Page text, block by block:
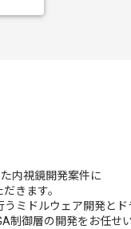
内視鏡開発案件に
きます。
うミドルウェア開発と
制御層の開発をお任せ